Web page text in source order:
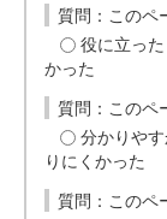
質問：このペ
役に立った
かった
質問：このペ
分かりやす
りにくかった
質問：このペ